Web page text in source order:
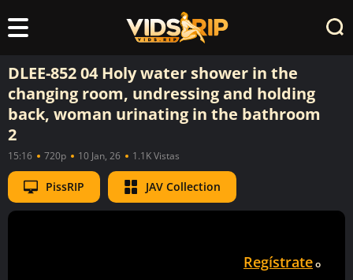
DLEE-852 04 Holy water shower in the
changing room, undressing and holding
back, woman urinating in the bathroom
2
15:16 720p 10 Jan, 26 1.1K Vistas
PissRIP JAV Collection
Regístrateo